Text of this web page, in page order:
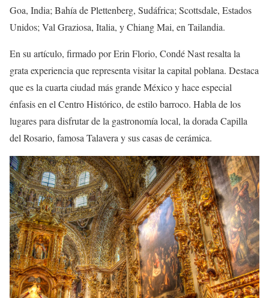
Goa, India; Bahía de Plettenberg, Sudáfrica; Scottsdale, Estados
Unidos; Val Graziosa, Italia, y Chiang Mai, en Tailandia.
En su artículo, firmado por Erin Florio, Condé Nast resalta la
grata experiencia que representa visitar la capital poblana. Destaca
que es la cuarta ciudad más grande México y hace especial
énfasis en el Centro Histórico, de estilo barroco. Habla de los
lugares para disfrutar de la gastronomía local, la dorada Capilla
del Rosario, famosa Talavera y sus casas de cerámica.